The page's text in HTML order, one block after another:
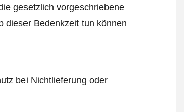
gesetzlich vorgeschriebene
dieser Bedenkzeit tun können
bei Nichtlieferung oder